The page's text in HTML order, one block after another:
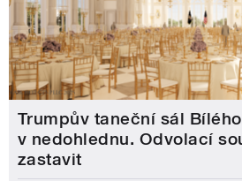
Trumpův taneční sál
v nedohlednu. Odvolací
zastavit